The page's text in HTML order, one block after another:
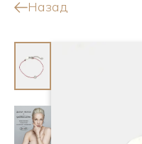
Назад